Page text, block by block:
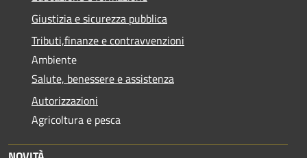
Giustizia e sicurezza pubblica
Tributi,finanze e contravvenzioni
Ambiente
Salute, benessere e assistenza
Autorizzazioni
Agricoltura e pesca